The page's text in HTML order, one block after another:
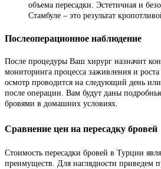
объема пересадки. Эстетичная и
Стамбуле – это результат
Послеоперационное наблюдение
После процедуры Ваш хирург назначит
мониторинга процесса заживления и
осмотр проводится на следующий день или
после операции. Вам будут даны
бровями в домашних условиях.
Сравнение цен на пересадку бровей
Стоимость пересадки бровей в Турции
преимуществ. Для наглядности приведем